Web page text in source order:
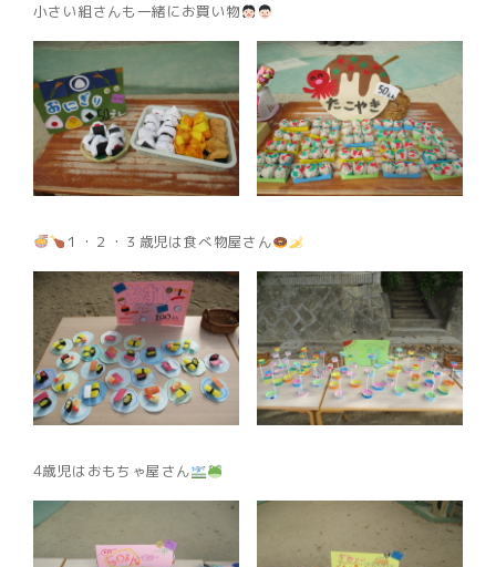
小さい組さんも一緒にお買い物
１・２・３歳児は食べ物屋さん
4歳児はおもちゃ屋さん